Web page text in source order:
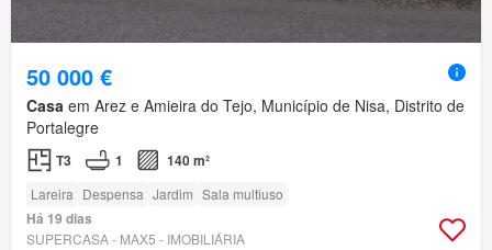
50 000 €
Casa em Arez e Amieira do Tejo, Município de Nisa, Distrito de
Portalegre
T3 1 140 m²
Lareira Despensa Jardim Sala multiuso
Há 19 dias
SUPERCASA - MAX5 - IMOBILIÁRIA